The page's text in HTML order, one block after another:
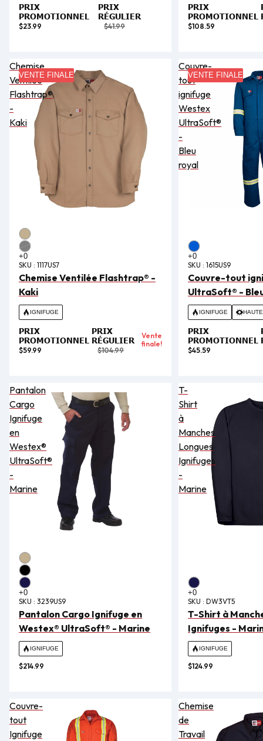
PRIX
PROMOTIONNEL
$23.99
PRIX
RÉGULIER
$41.99
PRIX
PROMOTIONNEL
$108.59
Chemise
Ventilée
Flashtrap®
-
Kaki
VENTE FINALE
SKU : 1117US7
Chemise Ventilée Flashtrap® -
Kaki
IGNIFUGE
PRIX
PROMOTIONNEL
$59.99
PRIX
RÉGULIER
$104.99
Vente
finale!
Couvre-
tout
ignifuge
Westex
UltraSoft®
-
Bleu
royal
VENTE FINALE
SKU : 1615US9
Couvre-tout
UltraSoft® -
IGNIFUGE
PRIX
PROMOTIONNEL
$45.59
Pantalon
Cargo
Ignifuge
en
Westex®
UltraSoft®
-
Marine
SKU : 3239US9
Pantalon Cargo Ignifuge en
Westex® UltraSoft® - Marine
IGNIFUGE
$214.99
T-
Shirt
à
Manches
Longues
Ignifuges
-
Marine
SKU : DW3VT5
T-Shirt à
Ignifuges -
IGNIFUGE
$124.99
Couvre-
tout
Ignifuge
Chemise
de
Travail